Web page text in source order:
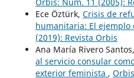
Ece Öztürk, Crisis de
humanitaria: El ejemplo
(2019): Revista Orbis
Ana María Rivero Santos,
al servicio consular
exterior feminista ,